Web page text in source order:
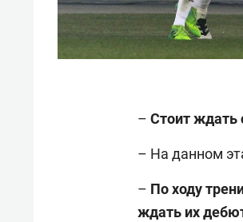
– Стоит ждать
– На данном
– По ходу
ждать их